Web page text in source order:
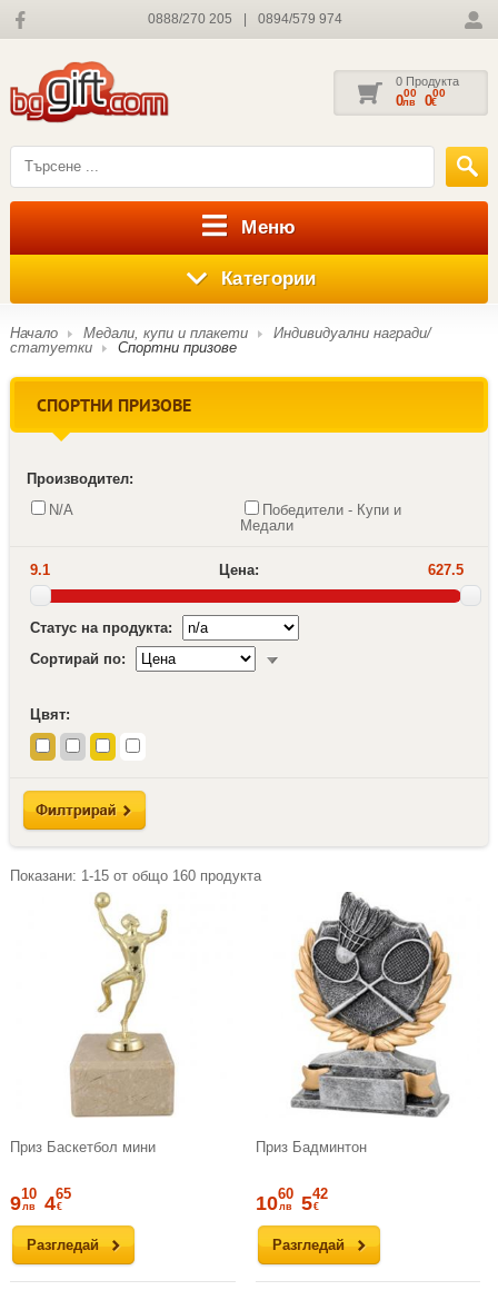
0888/270 205 0894/579 974
0 Продукта
000
лв 000
€
Меню
Категории
Начало Медали, купи и плакети
Индивидуални награди/
статуетки
Спортни призове
СПОРТНИ ПРИЗОВЕ
Производител:
N/A
Победители - Купи и
Медали
9.1 Цена: 627.5
Статус на продукта:
Сортирай по:
Цвят:
Показани: 1-15от общо 160продукта
Приз Баскетбол мини
Разгледай
910
лв 465
€
Приз Бадминтон
Разгледай
1060
лв 542
€